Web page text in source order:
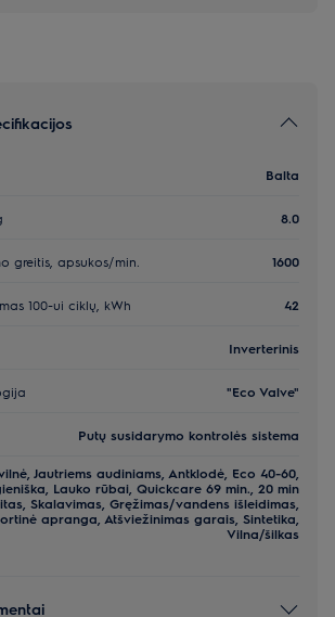
Balta
8.0
greitis, apsukos/min. 1600
100-ui ciklų, kWh 42
Inverterinis
"Eco Valve"
Putų susidarymo kontrolės sistema
Jautriems audiniams, Antklodė, Eco 40-60,
Lauko rūbai, Quickcare 69 min., 20 min
Skalavimas, Gręžimas/vandens išleidimas,
apranga, Atšviežinimas garais, Sintetika,
Vilna/šilkas